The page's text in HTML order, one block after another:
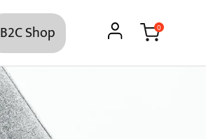
B2C Shop 0